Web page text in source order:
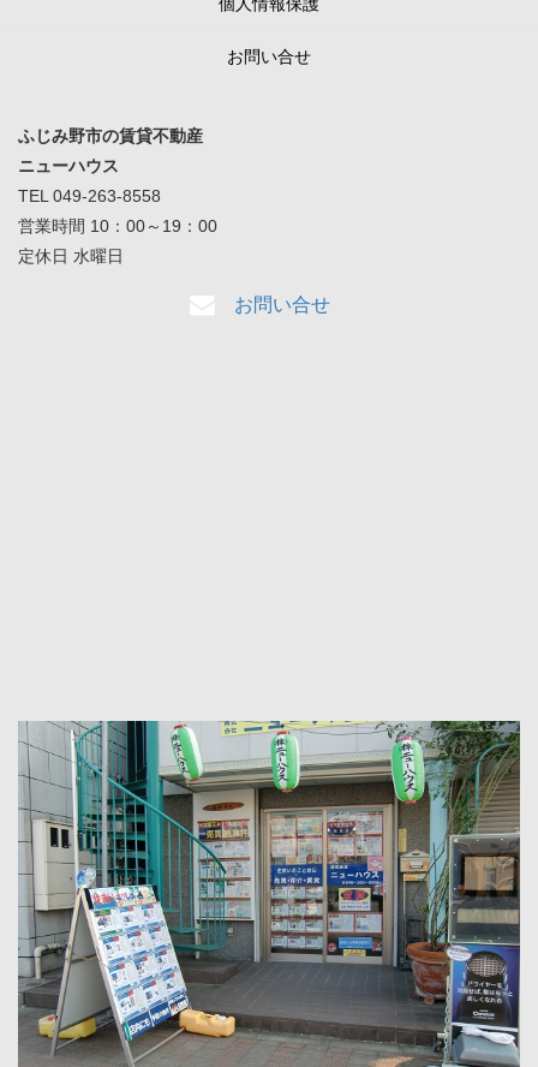
お問い合せ
ふじみ野市の賃貸不動産
ニューハウス
TEL 049-263-8558
営業時間 10：00～19：00
定休日 水曜日
お問い合せ